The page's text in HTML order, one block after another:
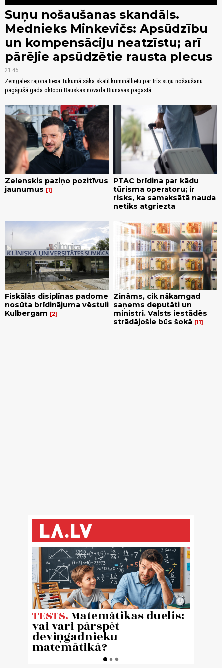
Suņu nošaušanas skandāls.
Mednieks Minkevičs: Apsūdzību
un kompensāciju neatzīstu; arī
pārējie apsūdzētie rausta plecus
21:45
Zemgales rajona tiesa Tukumā sāka skatīt krimināllietu par trīs suņu nošaušanu
pagājušā gada oktobrī Bauskas novada Brunavas pagastā.
Zelenskis paziņo pozitīvus
jaunumus
1
PTAC brīdina par kādu
tūrisma operatoru; ir
risks, ka samaksātā nauda
netiks atgriezta
Fiskālās disiplīnas padome
nosūta brīdinājuma vēstuli
Kulbergam
2
Zināms, cik nākamgad
saņems deputāti un
ministri. Valsts iestādēs
strādājošie būs šokā 11